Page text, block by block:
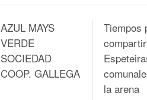
AZUL MAYS
VERDE
SOCIEDAD
COOP. GALLEGA
Tiempos
la arena